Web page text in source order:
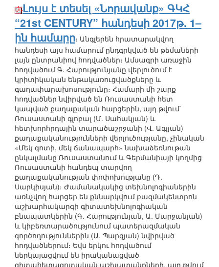
Լույս է տեսել «Նորավանք» ԳԿՀ
“21st CENTURY” հանդեսի 2017թ. 1–
ին համարը։ Անգլերեն հրատարակվող
հանդեսի այս համարում ընդգրկված են թեմաների
լայն ընտրանիով հոդվածներ։ Ամսագրի առաջին
հոդվածում Գ. Հարությունյանը վերլուծում է
կրիտիկական ենթակառուցվածքները և
գաղափարախոսությունը։ Համարի մի շարք
հոդվածներ նվիրված են Ռուսաստանի հետ
կապված քաղաքական հարցերին, այդ թվում`
Ռուսաստանի գլոբալ (Մ. Սահակյան) և
հետխորհրդային տարածաշրջանի (Վ. Ագլյան)
քաղաքականությունների վերլուծությանը, չինական
«Մեկ գոտի, մեկ ճանապարհ» նախաձեռնութան
ընկալմանը Ռուսաստանում և Գերմանիայի կողմից
Ռուսաստանի հանդեպ տարվող
քաղաքականության փոփոխությանը (Դ.
Սարկիսյան)։ Ժամանակակից տեխնոլոգիաներին
առնչվող հարցեր են քննարկվում բազմակենտրոն
աշխարհակարգի գիտատեխնոլոգիական
բնապատկերին (Գ. Հարությունյան, Ա. Մարջանյան)
և կիբեռտարածությունում պատերազմական
գործողություններին (Ա. Պարզյան) նվիրված
հոդվածներում։ Եվս երկու հոդվածում
ներկայացվում են իրականացված
գիտահետազոտական աշխատանքների, այդ թվում